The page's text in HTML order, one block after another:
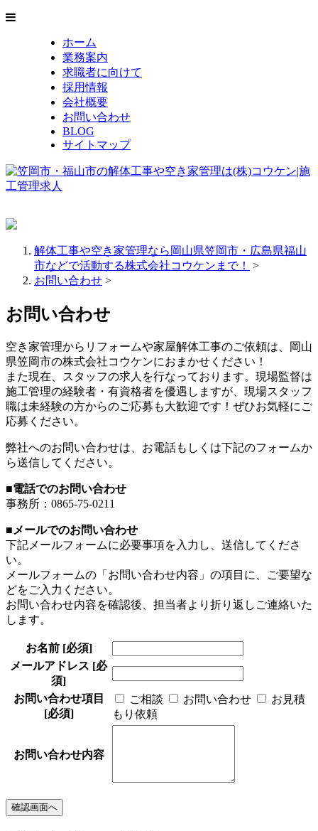
ホーム
業務案内
求職者に向けて
採用情報
会社概要
お問い合わせ
BLOG
サイトマップ
解体工事や空き家管理なら岡山県笠岡市・広島県福山
市などで活動する株式会社コウケンまで！
>
お問い合わせ >
お問い合わせ
空き家管理からリフォームや家屋解体工事のご依頼は、岡山
県笠岡市の株式会社コウケンにおまかせください！
また現在、スタッフの求人を行なっております。現場監督は
施工管理の経験者・有資格者を優遇しますが、現場スタッフ
職は未経験の方からのご応募も大歓迎です！ぜひお気軽にご
応募ください。
弊社へのお問い合わせは、お電話もしくは下記のフォームか
ら送信してください。
■電話でのお問い合わせ
事務所：0865-75-0211
■メールでのお問い合わせ
下記メールフォームに必要事項を入力し、送信してくださ
い。
メールフォームの「お問い合わせ内容」の項目に、ご要望な
どをご入力ください。
お問い合わせ内容を確認後、担当者より折り返しご連絡いた
します。
お名前 [必須]
メールアドレス [必
須]
お問い合わせ項目
[必須]
ご相談 お問い合わせ
お見積
もり依頼
お問い合わせ内容